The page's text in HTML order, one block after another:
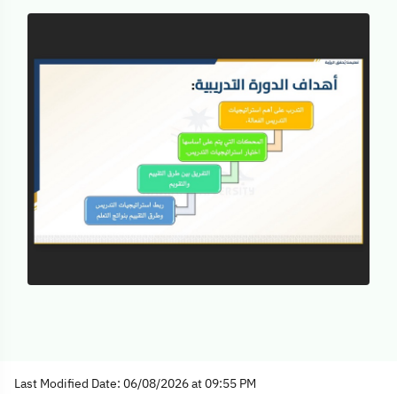
Last Modified Date: 06/08/2026 at 09:55 PM